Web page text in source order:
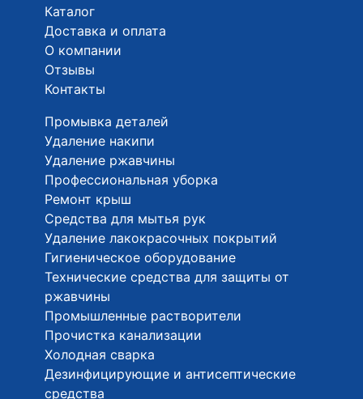
Каталог
Доставка и оплата
О компании
Отзывы
Контакты
Промывка деталей
Удаление накипи
Удаление ржавчины
Профессиональная уборка
Ремонт крыш
Средства для мытья рук
Удаление лакокрасочных покрытий
Гигиеническое оборудование
Технические средства для защиты от
ржавчины
Промышленные растворители
Прочистка канализации
Холодная сварка
Дезинфицирующие и антисептические
средства